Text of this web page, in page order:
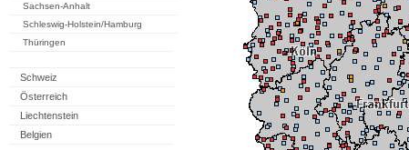
Sachsen-Anhalt
Schleswig-Holstein/Hamburg
Thüringen
Schweiz
Österreich
Liechtenstein
Belgien